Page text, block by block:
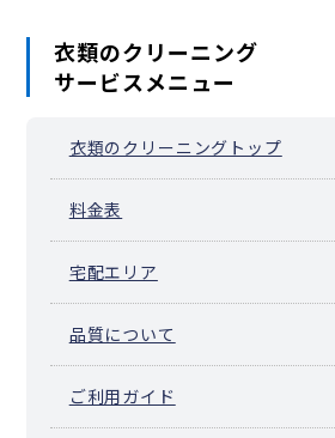
衣類のクリーニング
サービスメニュー
衣類のクリーニングトップ
料金表
宅配エリア
品質について
ご利用ガイド